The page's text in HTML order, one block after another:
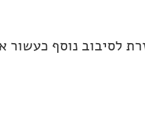
לסיבוב נוסף כעשור